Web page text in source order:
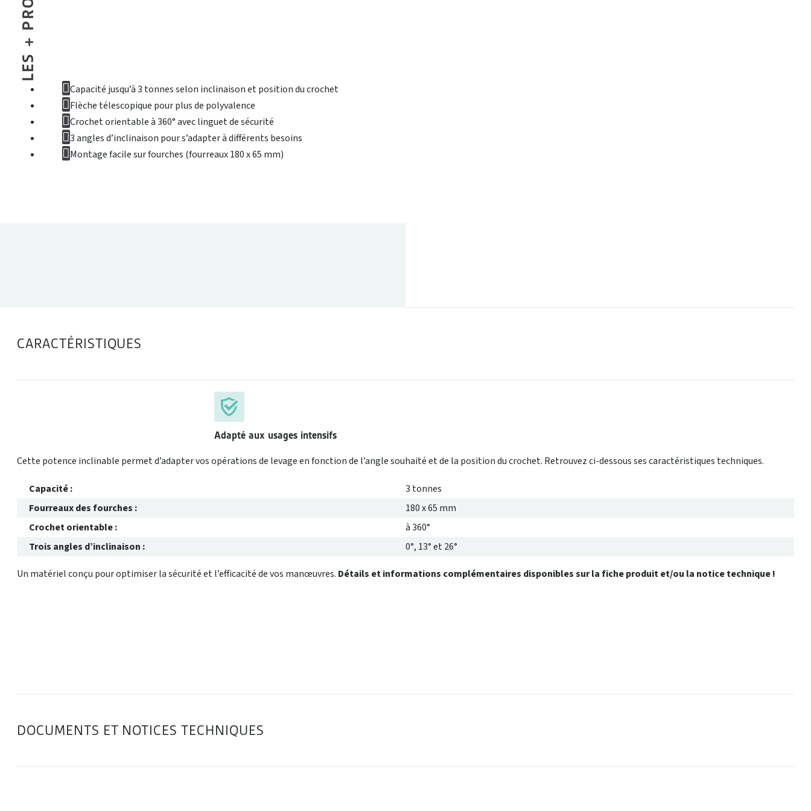
Capacité jusqu’à 3 tonnes selon inclinaison et position du crochet
Flèche télescopique pour plus de polyvalence
Crochet orientable à 360° avec linguet de sécurité
3 angles d’inclinaison pour s’adapter à différents besoins
Montage facile sur fourches (fourreaux 180 x 65 mm)
CARACTÉRISTIQUES
Adapté aux usages intensifs
Cette potence inclinable permet d’adapter vos opérations de levage en fonction de l’angle souhaité et de la position du crochet. Retrouvez ci-dessous ses caractéristiques techniques.
Capacité :
3 tonnes
Fourreaux des fourches :
180 x 65 mm
Crochet orientable :
à 360°
Trois angles d’inclinaison :
0°, 13° et 26°
Un matériel conçu pour optimiser la sécurité et l’efficacité de vos manœuvres. Détails et informations complémentaires disponibles sur la fiche produit et/ou la notice technique !
DOCUMENTS ET NOTICES TECHNIQUES